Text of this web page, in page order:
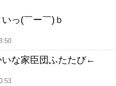
っ(￣ー￣)ｂ
な家臣団ふたたび←